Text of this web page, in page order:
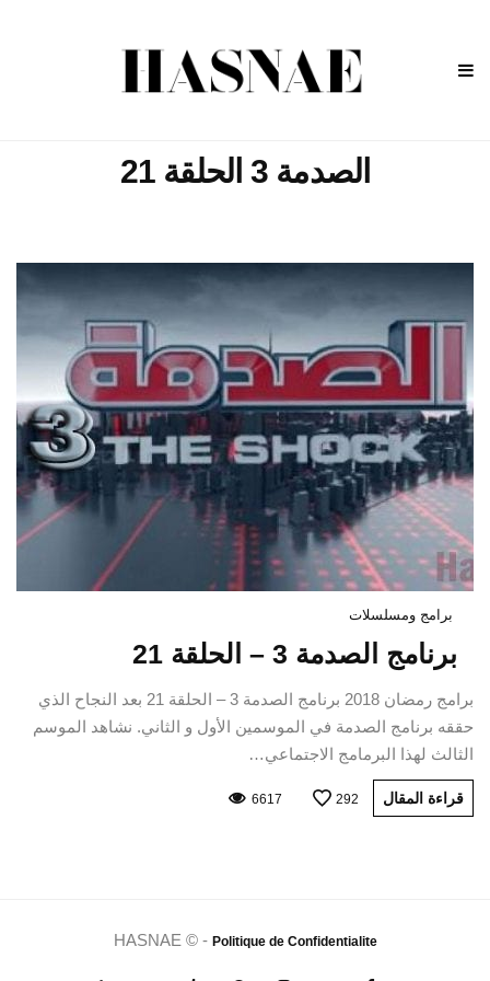
الصدمة 3 الحلقة 21
برامج ومسلسلات
برنامج الصدمة 3 – الحلقة 21
برامج رمضان 2018 برنامج الصدمة 3 – الحلقة 21 بعد النجاح الذي
حققه برنامج الصدمة في الموسمين الأول و الثاني. نشاهد الموسم
الثالث لهذا البرمامج الاجتماعي…
قراءة المقال 292
6617
HASNAE © - Politique de Confidentialite